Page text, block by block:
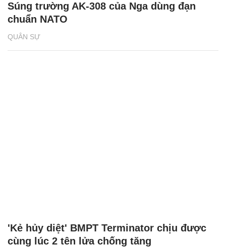
QUÂN SỰ
Súng trường AK-308 của Nga dùng đạn
chuẩn NATO
'Kẻ hủy diệt' BMPT Terminator chịu được
cùng lúc 2 tên lửa chống tăng